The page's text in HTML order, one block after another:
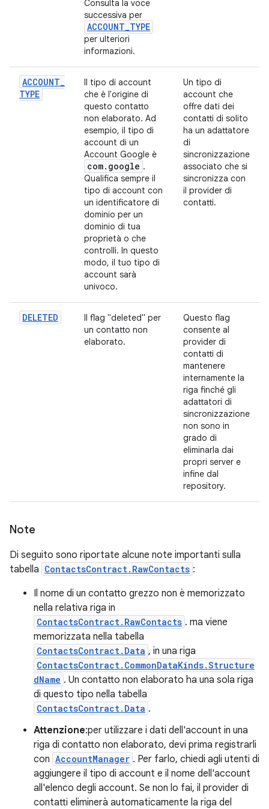
Consulta la voce
successiva per
ACCOUNT_TYPE
per ulteriori
informazioni.
ACCOUNT_
TYPE
Il tipo di account
che è l'origine di
questo contatto
non elaborato. Ad
esempio, il tipo di
account di un
Account Google è
com. google .
Qualifica sempre il
tipo di account con
un identificatore di
dominio per un
dominio di tua
proprietà o che
controlli. In questo
modo, il tuo tipo di
account sarà
univoco.
Un tipo di
account che
offre dati dei
contatti di solito
ha un adattatore
di
sincronizzazione
associato che si
sincronizza con
il provider di
contatti.
DELETED
Il flag "deleted" per
un contatto non
elaborato.
Questo flag
consente al
provider di
contatti di
mantenere
internamente la
riga finché gli
adattatori di
sincronizzazione
non sono in
grado di
eliminarla dai
propri server e
infine dal
repository.
Note
Di seguito sono riportate alcune note importanti sulla
tabella ContactsContract.RawContacts :
Il nome di un contatto grezzo non è memorizzato
nella relativa riga in
ContactsContract.RawContacts . ma viene
memorizzata nella tabella
ContactsContract.Data , in una riga
ContactsContract.CommonDataKinds.Structure
dName . Un contatto non elaborato ha una sola riga
di questo tipo nella tabella
ContactsContract.Data .
Attenzione:per utilizzare i dati dell'account in una
riga di contatto non elaborato, devi prima registrarli
con AccountManager . Per farlo, chiedi agli utenti di
aggiungere il tipo di account e il nome dell'account
all'elenco degli account. Se non lo fai, il provider di
contatti eliminerà automaticamente la riga del